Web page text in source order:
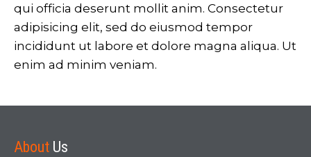
qui officia deserunt mollit anim. Consectetur
adipisicing elit, sed do eiusmod tempor
incididunt ut labore et dolore magna aliqua. Ut
enim ad minim veniam.
About Us